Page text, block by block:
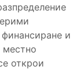
и
местно
открои